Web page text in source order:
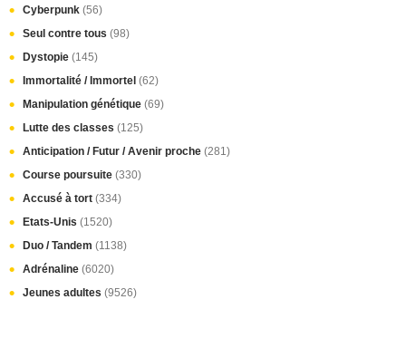
Cyberpunk (56)
Seul contre tous (98)
Dystopie (145)
Immortalité / Immortel (62)
Manipulation génétique (69)
Lutte des classes (125)
Anticipation / Futur / Avenir proche (281)
Course poursuite (330)
Accusé à tort (334)
Etats-Unis (1520)
Duo / Tandem (1138)
Adrénaline (6020)
Jeunes adultes (9526)